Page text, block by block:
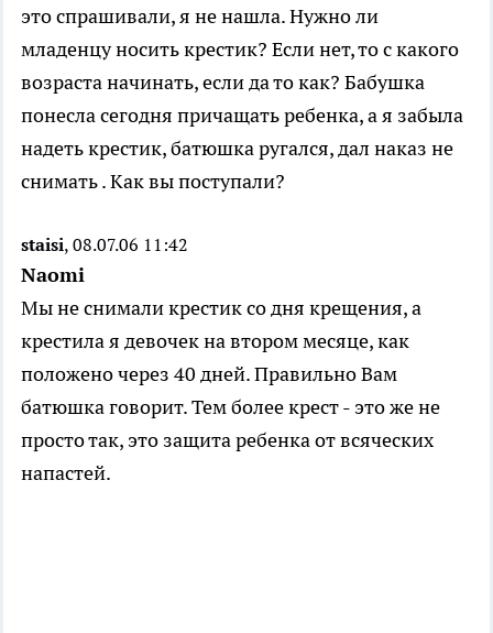
это спрашивали, я не нашла. Нужно ли
младенцу носить крестик? Если нет, то с какого
возраста начинать, если да то как? Бабушка
понесла сегодня причащать ребенка, а я забыла
надеть крестик, батюшка ругался, дал наказ не
снимать . Как вы поступали?
staisi, 08.07.06 11:42
Naomi
Мы не снимали крестик со дня крещения, а
крестила я девочек на втором месяце, как
положено через 40 дней. Правильно Вам
батюшка говорит. Тем более крест - это же не
просто так, это защита ребенка от всяческих
напастей.